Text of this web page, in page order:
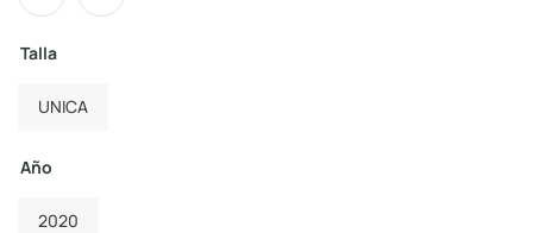
Talla
UNICA
Año
2020